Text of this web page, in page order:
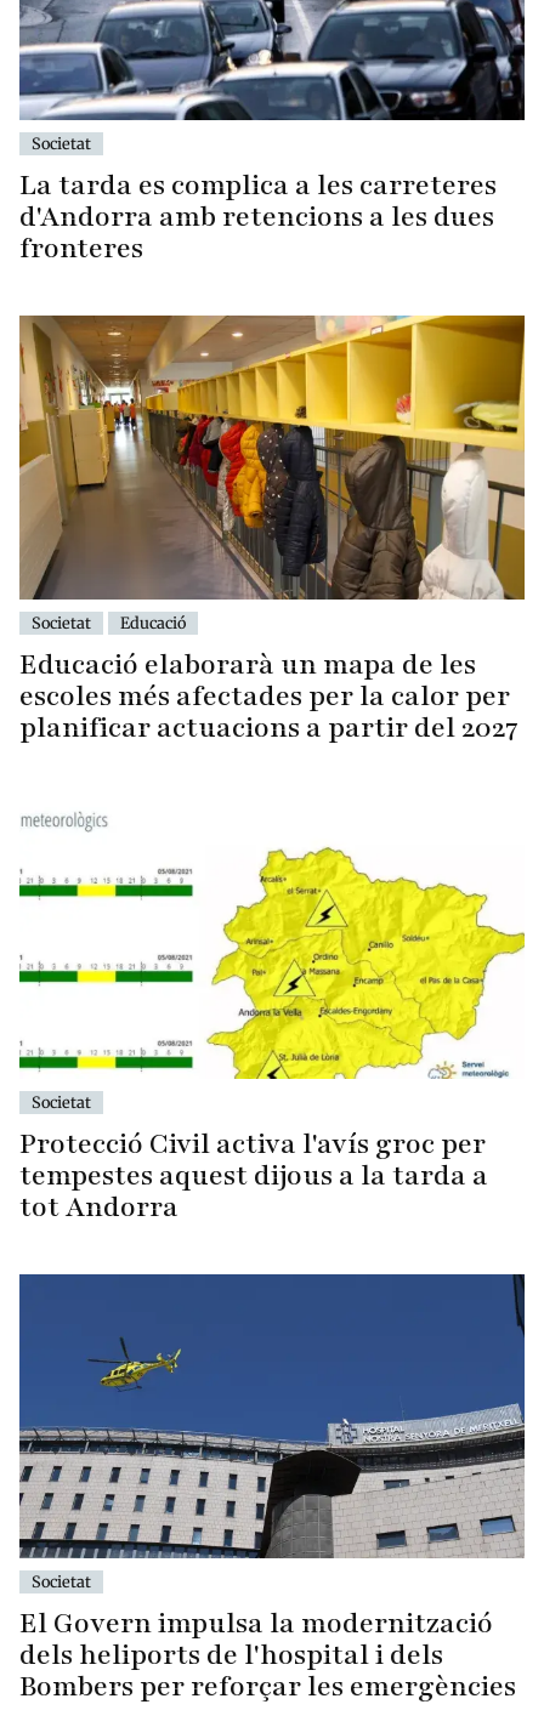
Societat
La tarda es complica a les carreteres
d'Andorra amb retencions a les dues
fronteres
Societat Educació
Educació elaborarà un mapa de les
escoles més afectades per la calor per
planificar actuacions a partir del 2027
Societat
Protecció Civil activa l'avís groc per
tempestes aquest dijous a la tarda a
tot Andorra
Societat
El Govern impulsa la modernització
dels heliports de l'hospital i dels
Bombers per reforçar les emergències